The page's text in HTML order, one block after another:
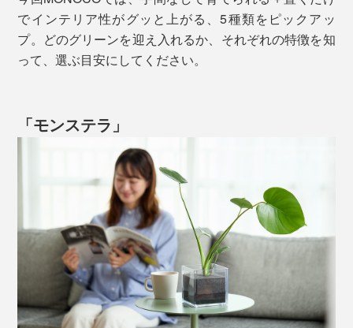
でインテリア性がグッと上がる、5種類をピックアッ
プ。どのグリーンを迎え入れるか、それぞれの特徴を知
って、選ぶ目安にしてください。
「モンステラ」